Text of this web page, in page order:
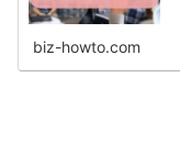
biz-howto.com